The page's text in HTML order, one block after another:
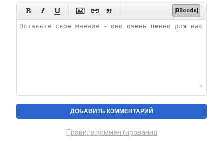
      [BBcode]
Правила комментирования